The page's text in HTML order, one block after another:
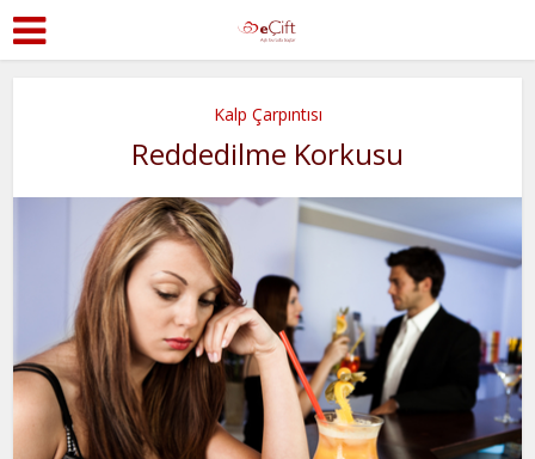
Kalp Çarpıntısı
Reddedilme Korkusu